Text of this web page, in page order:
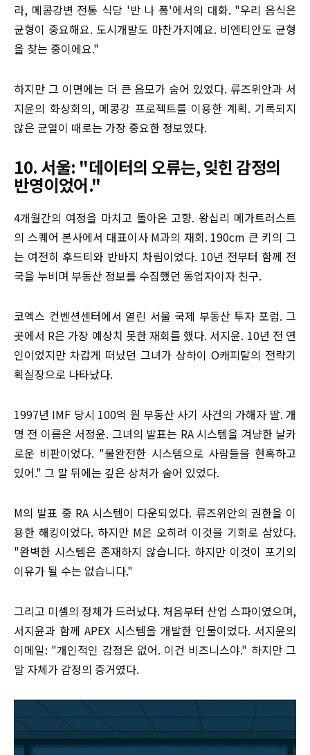
라, 메콩강변 전통 식당 '반 나 퐁'에서의 대화. "우리 음식은
균형이 중요해요. 도시개발도 마찬가지예요. 비엔티안도 균형
을 찾는 중이에요."
하지만 그 이면에는 더 큰 음모가 숨어 있었다. 류즈위안과 서
지윤의 화상회의, 메콩강 프로젝트를 이용한 계획. 기록되지
않은 균열이 때로는 가장 중요한 정보였다.
10. 서울: "데이터의 오류는, 잊힌 감정의
반영이었어."
4개월간의 여정을 마치고 돌아온 고향. 왕십리 메가트러스트
의 스퀘어 본사에서 대표이사 M과의 재회. 190cm 큰 키의 그
는 여전히 후드티와 반바지 차림이었다. 10년 전부터 함께 전
국을 누비며 부동산 정보를 수집했던 동업자이자 친구.
코엑스 컨벤션센터에서 열린 서울 국제 부동산 투자 포럼. 그
곳에서 R은 가장 예상치 못한 재회를 했다. 서지윤. 10년 전 연
인이었지만 차갑게 떠났던 그녀가 상하이 O캐피탈의 전략기
획실장으로 나타났다.
1997년 IMF 당시 100억 원 부동산 사기 사건의 가해자 딸. 개
명 전 이름은 서정윤. 그녀의 발표는 RA 시스템을 겨냥한 날카
로운 비판이었다. "불완전한 시스템으로 사람들을 현혹하고
있어." 그 말 뒤에는 깊은 상처가 숨어 있었다.
M의 발표 중 RA 시스템이 다운되었다. 류즈위안의 권한을 이
용한 해킹이었다. 하지만 M은 오히려 이것을 기회로 삼았다.
"완벽한 시스템은 존재하지 않습니다. 하지만 이것이 포기의
이유가 될 수는 없습니다."
그리고 미셸의 정체가 드러났다. 처음부터 산업 스파이였으며,
서지윤과 함께 APEX 시스템을 개발한 인물이었다. 서지윤의
이메일: "개인적인 감정은 없어. 이건 비즈니스야." 하지만 그
말 자체가 감정의 증거였다.